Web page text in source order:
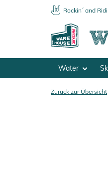
Rockin´ and
Water
Zurück zur Übersicht